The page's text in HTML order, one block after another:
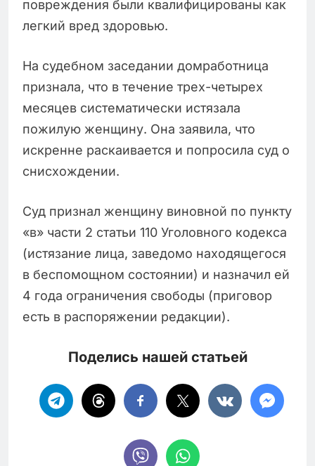
повреждения были квалифицированы как
легкий вред здоровью.
На судебном заседании домработница
признала, что в течение трех-четырех
месяцев систематически истязала
пожилую женщину. Она заявила, что
искренне раскаивается и попросила суд о
снисхождении.
Суд признал женщину виновной по пункту
«в» части 2 статьи 110 Уголовного кодекса
(истязание лица, заведомо находящегося
в беспомощном состоянии) и назначил ей
4 года ограничения свободы (приговор
есть в распоряжении редакции).
Поделись нашей статьей